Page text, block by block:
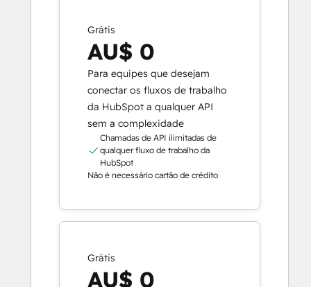
Grátis
AU$ 0
Para equipes que desejam
conectar os fluxos de trabalho
da HubSpot a qualquer API
sem a complexidade
Chamadas de API ilimitadas de
qualquer fluxo de trabalho da
HubSpot
Não é necessário cartão de crédito
Grátis
AU$ 0